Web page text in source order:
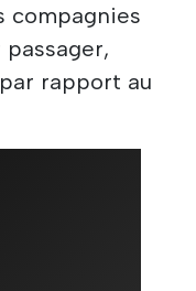
compagnies
rapport au